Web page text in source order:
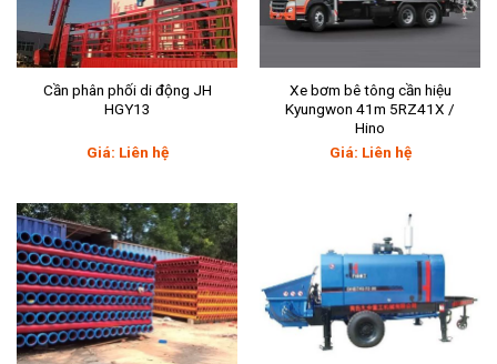
Cần phân phối di động JH
HGY13
Giá: Liên hệ
Xe bơm bê tông cần hiệu
Kyungwon 41m 5RZ41X /
Hino
Giá: Liên hệ